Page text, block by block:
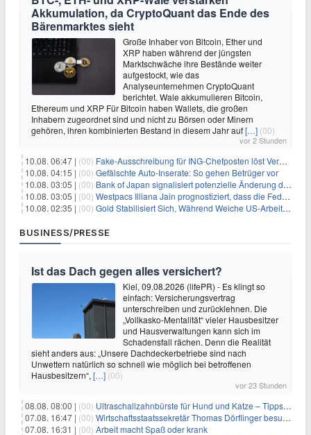
Akkumulation, da CryptoQuant das Ende des
Bärenmarktes sieht
Große Inhaber von Bitcoin, Ether und
XRP haben während der jüngsten
Marktschwäche ihre Bestände weiter
aufgestockt, wie das
Analyseunternehmen CryptoQuant
berichtet. Wale akkumulieren Bitcoin,
Ethereum und XRP Für Bitcoin haben Wallets, die großen
Inhabern zugeordnet sind und nicht zu Börsen oder Minern
gehören, ihren kombinierten Bestand in diesem Jahr auf[…] (00)
vor 2 Stunden
10.08. 06:47 | (00) Fake-Ausschreibung für ING-Chefposten löst Verwirrung aus
10.08. 04:15 | (00) Gefälschte Auto-Inserate: So gehen Betrüger vor
10.08. 03:05 | (00) Bank of Japan signalisiert potenzielle Änderung der Zinspolitik angesichts von Inflationsbedenken
10.08. 03:05 | (00) Westpacs Illiana Jain prognostiziert, dass die Fed die Zinssätze nach dem Arbeitsmarktbericht stabil halten wird
10.08. 02:35 | (00) Gold Stabilisiert Sich, Während Weiche US-Arbeitsmarktdaten Zinsängste Lindern
BUSINESS/PRESSE
Ist das Dach gegen alles versichert?
Kiel, 09.08.2026 (lifePR) - Es klingt so
einfach: Versicherungsvertrag
unterschreiben und zurücklehnen. Die
„Vollkasko-Mentalität“ vieler Hausbesitzer
und Hausverwaltungen kann sich im
Schadensfall rächen. Denn die Realität
sieht anders aus: „Unsere Dachdeckerbetriebe sind nach
Unwettern natürlich so schnell wie möglich bei betroffenen
Hausbesitzern“, […] (00)
vor 23 Stunden
08.08. 08:00 | (00) Ultraschallzahnbürste für Hund und Katze – Tipps zur erfolgreichen Eingewöhnung
07.08. 16:47 | (00) Wirtschaftsstaatssekretär Thomas Dörflinger besucht Handwerksbetrieb im Kammerbezirk Freiburg
07.08. 16:31 | (00) Arbeit macht Spaß oder krank